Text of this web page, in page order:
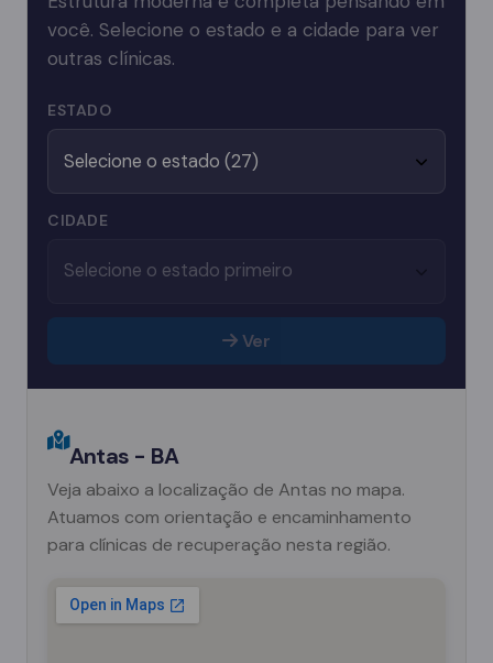
você. Selecione o estado e a cidade para ver
outras clínicas.
ESTADO
CIDADE
Ver
Antas - BA
Veja abaixo a localização de Antas no mapa.
Atuamos com orientação e encaminhamento
para clínicas de recuperação nesta região.